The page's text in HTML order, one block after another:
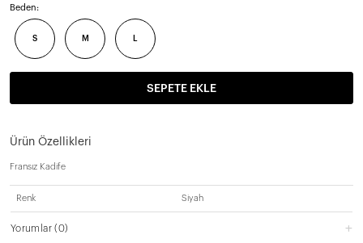
Beden:
S M
SEPETE EKLE
Ürün Özellikleri
Fransız Kadife
Renk Siyah
Yorumlar(0)